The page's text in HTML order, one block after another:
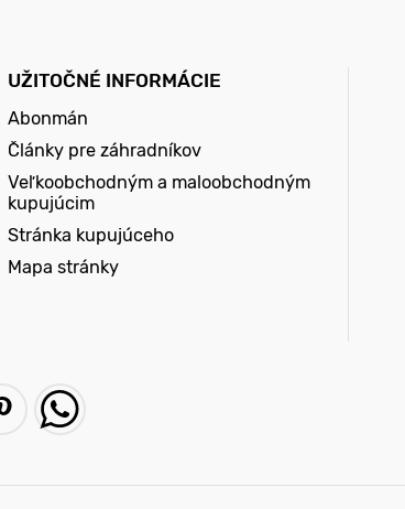
UŽITOČNÉ INFORMÁCIE
Abonmán
Články pre záhradníkov
Veľkoobchodným a maloobchodným
kupujúcim
Stránka kupujúceho
Mapa stránky